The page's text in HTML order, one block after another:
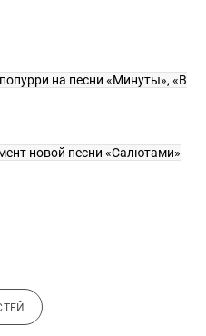
на песни «Минуты», «В
новой песни «Салютами»